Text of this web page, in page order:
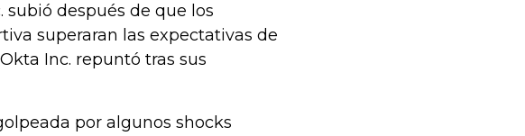
después de que los
superaran las expectativas de
Inc. repuntó tras sus
por algunos shocks